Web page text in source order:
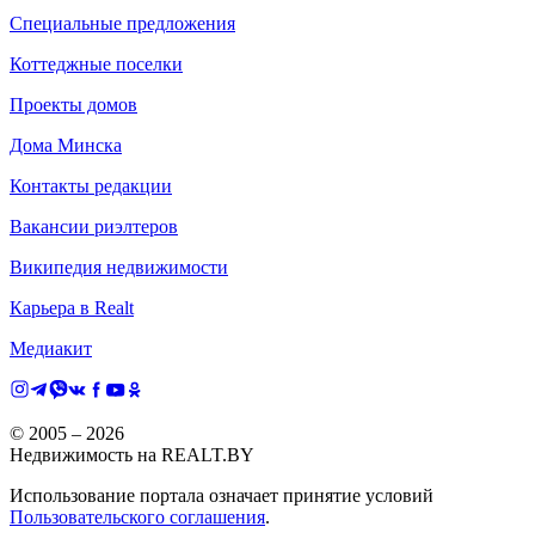
Специальные предложения
Коттеджные поселки
Проекты домов
Дома Минска
Контакты редакции
Вакансии риэлтеров
Википедия недвижимости
Карьера в Realt
Медиакит
© 2005 – 2026
Недвижимость на REALT.BY
Использование портала означает принятие условий
Пользовательского соглашения.